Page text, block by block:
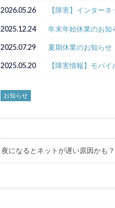
2026.05.26 【障害】インターネ
2025.12.24 年末年始休業のお知
2025.07.29 夏期休業のお知らせ
2025.05.20 【障害情報】モバ
お知らせ
夜になるとネットが遅い原因かも